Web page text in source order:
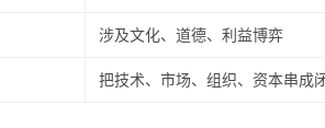
涉及文化、道德、利益博弈
把技术、市场、组织、资本串成